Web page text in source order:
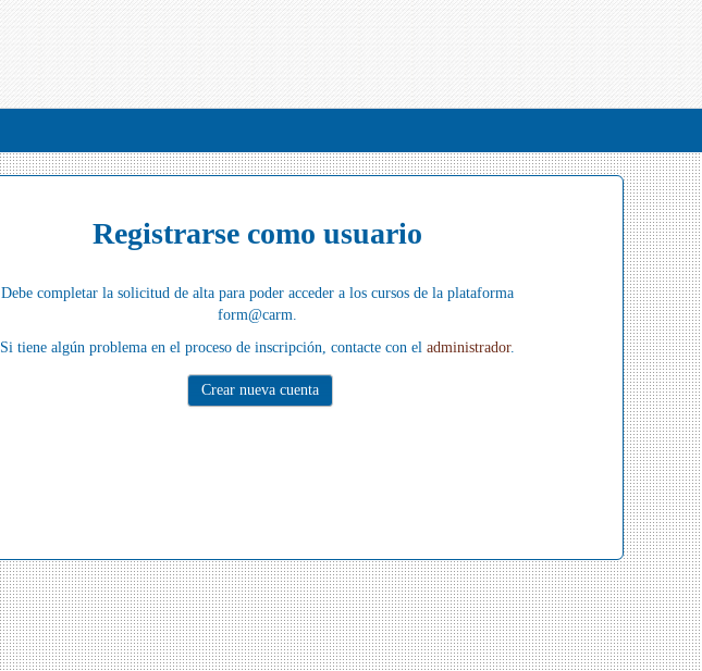
Registrarse como usuario
Debe completar la solicitud de alta para poder acceder a los cursos de la plataforma
form@carm.
Si tiene algún problema en el proceso de inscripción, contacte con el administrador.